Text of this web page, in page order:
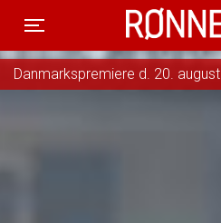
Toggle navigation
Rønne Bio
Danmarkspremiere d. 20. august